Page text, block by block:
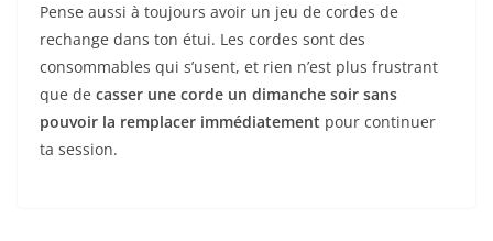
Pense aussi à toujours avoir un jeu de cordes de
rechange dans ton étui. Les cordes sont des
consommables qui s’usent, et rien n’est plus frustrant
que de casser une corde un dimanche soir sans
pouvoir la remplacer immédiatement pour continuer
ta session.